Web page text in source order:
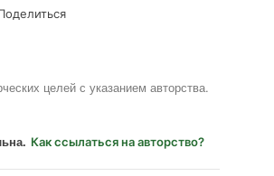
целей с указанием авторства.
Как ссылаться на авторство?